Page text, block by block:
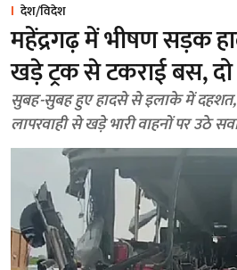
देश/विदेश
महेंद्रगढ़ में भीषण सड़क
खड़े ट्रक से टकराई बस,
सुबह-सुबह हुए हादसे से इलाके में दहशत,
लापरवाही से खड़े भारी वाहनों पर उठे